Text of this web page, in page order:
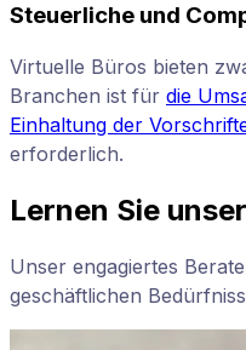
Steuerliche und
Virtuelle Büros bieten
Branchen ist für die
Einhaltung der
erforderlich.
Lernen Sie
Unser engagiertes
geschäftlichen